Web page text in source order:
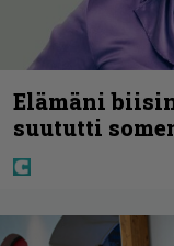
Elämäni
suututti